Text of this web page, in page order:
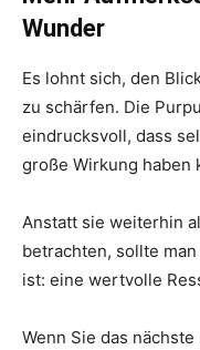
Wunder
Es lohnt sich, den
zu schärfen. Die
eindrucksvoll, dass
große Wirkung haben
Anstatt sie weiterhin
betrachten, sollte
ist: eine wertvolle
Wenn Sie das